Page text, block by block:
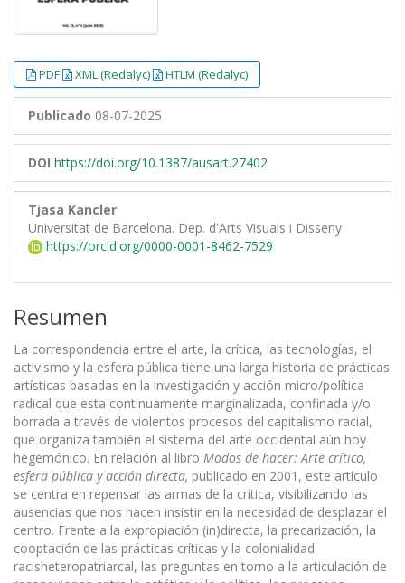
PDF XML (Redalyc) HTLM (Redalyc)
Publicado 08-07-2025
DOI https://doi.org/10.1387/ausart.27402
Tjasa Kancler
Universitat de Barcelona. Dep. d'Arts Visuals i Disseny
https://orcid.org/0000-0001-8462-7529
Resumen
La correspondencia entre el arte, la crítica, las tecnologías, el
activismo y la esfera pública tiene una larga historia de prácticas
artísticas basadas en la investigación y acción micro/política
radical que esta continuamente marginalizada, confinada y/o
borrada a través de violentos procesos del capitalismo racial,
que organiza también el sistema del arte occidental aún hoy
hegemónico. En relación al libro Modos de hacer: Arte crítico,
esfera pública y acción directa, publicado en 2001, este artículo
se centra en repensar las armas de la crítica, visibilizando las
ausencias que nos hacen insistir en la necesidad de desplazar el
centro. Frente a la expropiación (in)directa, la precarización, la
cooptación de las prácticas críticas y la colonialidad
racisheteropatriarcal, las preguntas en torno a la articulación de